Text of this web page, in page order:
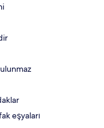
eşyaları